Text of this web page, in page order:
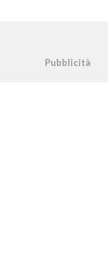
Pubblicità